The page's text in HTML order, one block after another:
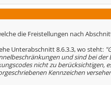
die Freistellungen nach
Unterabschnitt 8.6.3.3, wo steht:
und sind bei
nicht zu berücksichtigen,
Kennzeichen